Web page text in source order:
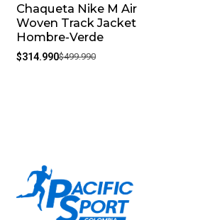
-37%
Chaqueta Nike M Air
Woven Track Jacket
Hombre-Verde
$314.990$499.990